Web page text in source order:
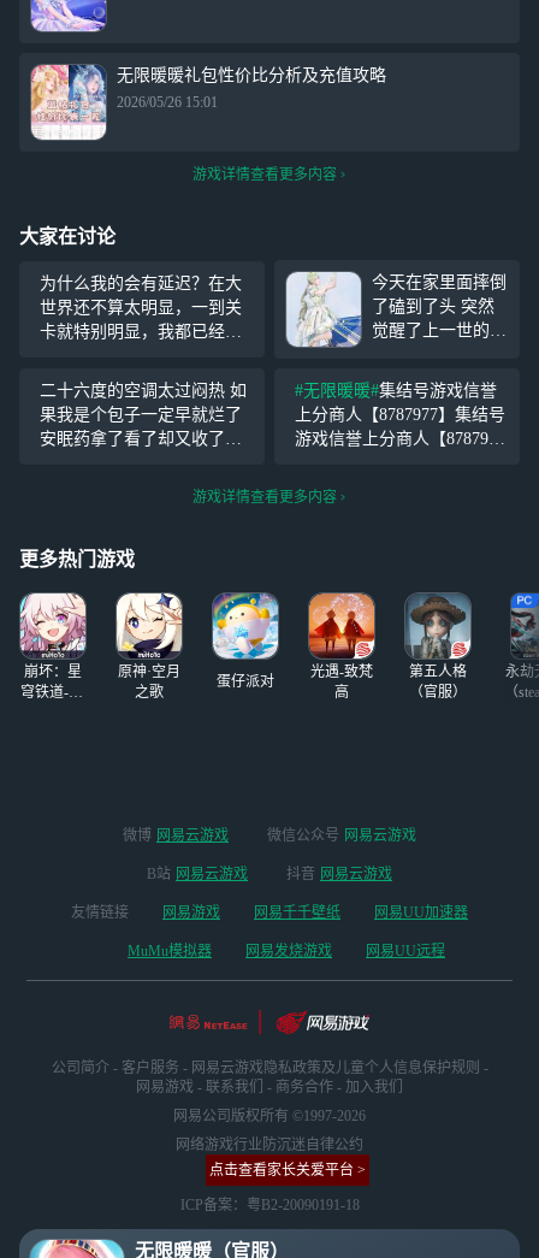
无限暖暖（官服）
无限暖暖礼包性价比分析及充值攻略
2026/05/26 15:01
游戏详情查看更多内容
大家在讨论
为什么我的会有延迟？在大
世界还不算太明显，一到关
卡就特别明显，我都已经跳
网络都是好的，延迟怎么这
么严重？
今天在家里面摔倒
了磕到了头 突然
觉醒了上一世的记
定要拍够 充足的
照片 V我一点内存
作为报答我给你看
上一世的照片
二十六度的空调太过闷热 如
果我是个包子一定早就烂了
安眠药拿了看了却又收了起
笑了起来 因为总觉
#无限暖暖#集结号游戏信誉
上分商人【8787977】集结号
游戏信誉上分商人【878797
【8787977】集结号游戏信誉
游戏详情查看更多内容
更多热门游戏
崩坏：星
穹铁道-4.4
原神·空月
之歌
蛋仔派对
光遇-致梵
高
第五人格
（官服）
永劫
（
微博 网易云游戏 微信公众号 网易云游戏
B站 网易云游戏 抖音 网易云游戏
友情链接 网易游戏 网易千千壁纸 网易UU加速器
MuMu模拟器 网易发烧游戏 网易UU远程
公司简介 - 客户服务 - 网易云游戏隐私政策及儿童个人信息保护规则 -
网易游戏 - 联系我们 - 商务合作 - 加入我们
网易公司版权所有 ©1997-2026
网络游戏行业防沉迷自律公约
点击查看家长关爱平台 >
ICP备案：粤B2-20090191-18